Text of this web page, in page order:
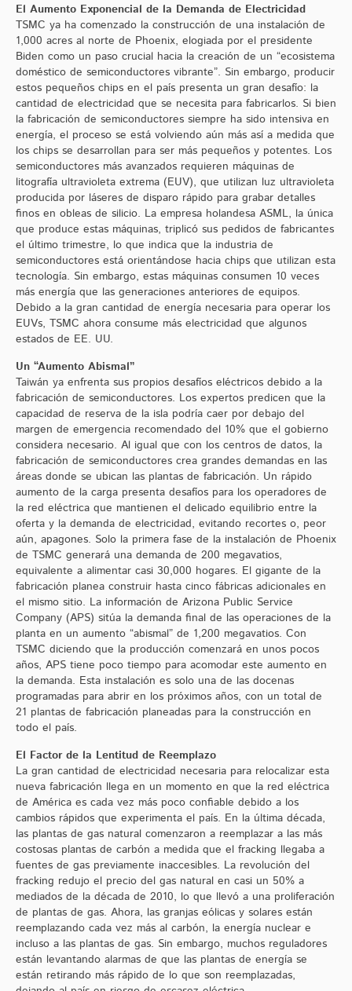
El Aumento Exponencial de la Demanda de Electricidad
TSMC ya ha comenzado la construcción de una instalación de
1,000 acres al norte de Phoenix, elogiada por el presidente
Biden como un paso crucial hacia la creación de un “ecosistema
doméstico de semiconductores vibrante”. Sin embargo, producir
estos pequeños chips en el país presenta un gran desafío: la
cantidad de electricidad que se necesita para fabricarlos. Si bien
la fabricación de semiconductores siempre ha sido intensiva en
energía, el proceso se está volviendo aún más así a medida que
los chips se desarrollan para ser más pequeños y potentes. Los
semiconductores más avanzados requieren máquinas de
litografía ultravioleta extrema (EUV), que utilizan luz ultravioleta
producida por láseres de disparo rápido para grabar detalles
finos en obleas de silicio. La empresa holandesa ASML, la única
que produce estas máquinas, triplicó sus pedidos de fabricantes
el último trimestre, lo que indica que la industria de
semiconductores está orientándose hacia chips que utilizan esta
tecnología. Sin embargo, estas máquinas consumen 10 veces
más energía que las generaciones anteriores de equipos.
Debido a la gran cantidad de energía necesaria para operar los
EUVs, TSMC ahora consume más electricidad que algunos
estados de EE. UU.
Un “Aumento Abismal”
Taiwán ya enfrenta sus propios desafíos eléctricos debido a la
fabricación de semiconductores. Los expertos predicen que la
capacidad de reserva de la isla podría caer por debajo del
margen de emergencia recomendado del 10% que el gobierno
considera necesario. Al igual que con los centros de datos, la
fabricación de semiconductores crea grandes demandas en las
áreas donde se ubican las plantas de fabricación. Un rápido
aumento de la carga presenta desafíos para los operadores de
la red eléctrica que mantienen el delicado equilibrio entre la
oferta y la demanda de electricidad, evitando recortes o, peor
aún, apagones. Solo la primera fase de la instalación de Phoenix
de TSMC generará una demanda de 200 megavatios,
equivalente a alimentar casi 30,000 hogares. El gigante de la
fabricación planea construir hasta cinco fábricas adicionales en
el mismo sitio. La información de Arizona Public Service
Company (APS) sitúa la demanda final de las operaciones de la
planta en un aumento “abismal” de 1,200 megavatios. Con
TSMC diciendo que la producción comenzará en unos pocos
años, APS tiene poco tiempo para acomodar este aumento en
la demanda. Esta instalación es solo una de las docenas
programadas para abrir en los próximos años, con un total de
21 plantas de fabricación planeadas para la construcción en
todo el país.
El Factor de la Lentitud de Reemplazo
La gran cantidad de electricidad necesaria para relocalizar esta
nueva fabricación llega en un momento en que la red eléctrica
de América es cada vez más poco confiable debido a los
cambios rápidos que experimenta el país. En la última década,
las plantas de gas natural comenzaron a reemplazar a las más
costosas plantas de carbón a medida que el fracking llegaba a
fuentes de gas previamente inaccesibles. La revolución del
fracking redujo el precio del gas natural en casi un 50% a
mediados de la década de 2010, lo que llevó a una proliferación
de plantas de gas. Ahora, las granjas eólicas y solares están
reemplazando cada vez más al carbón, la energía nuclear e
incluso a las plantas de gas. Sin embargo, muchos reguladores
están levantando alarmas de que las plantas de energía se
están retirando más rápido de lo que son reemplazadas,